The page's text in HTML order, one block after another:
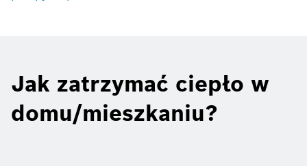
Jak zatrzymać ciepło w
domu/mieszkaniu?